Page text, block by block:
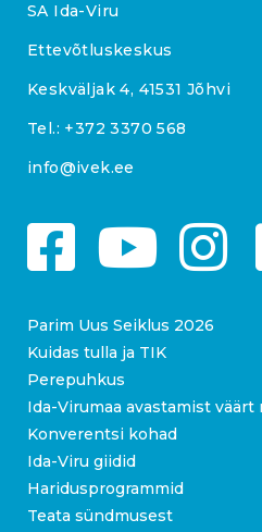
SA Ida-Viru
Ettevõtluskeskus
Keskväljak 4, 41531 Jõhvi
Tel.: +372 3370 568
info@ivek.ee
Parim Uus Seiklus 2026
Kuidas tulla ja TIK
Perepuhkus
Ida-Virumaa avastamist väärt
Konverentsi kohad
Ida-Viru giidid
Haridusprogrammid
Teata sündmusest